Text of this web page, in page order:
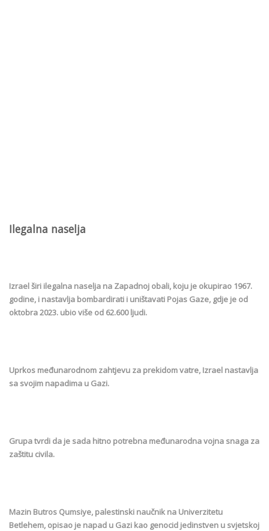
Ilegalna naselja
Izrael širi ilegalna naselja na Zapadnoj obali, koju je okupirao 1967.
godine, i nastavlja bombardirati i uništavati Pojas Gaze, gdje je od
oktobra 2023. ubio više od 62.600 ljudi.
Uprkos međunarodnom zahtjevu za prekidom vatre, Izrael nastavlja
sa svojim napadima u Gazi.
Grupa tvrdi da je sada hitno potrebna međunarodna vojna snaga za
zaštitu civila.
Mazin Butros Qumsiye, palestinski naučnik na Univerzitetu
Betlehem, opisao je napad u Gazi kao genocid jedinstven u svjetskoj